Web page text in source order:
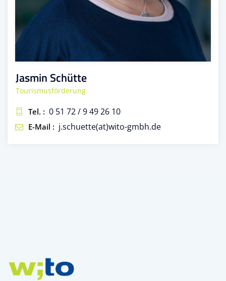
Jasmin Schütte
Tourismusförderung
Tel. : 0 51 72 / 9 49 26 10
E-Mail : j.schuette(at)wito-gmbh.de